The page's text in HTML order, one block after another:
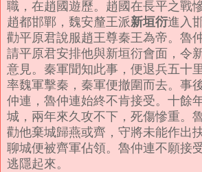
職，在趙國遊歷。趙國在長平之戰
趙都邯鄲，魏安釐王派新垣衍進入
勸平原君說服趙王尊秦王為帝。魯
請平原君安排他與新垣衍會面，令
意見。秦軍聞知此事，便退兵五十
率魏軍擊秦，秦軍便撤圍而去。事
仲連，魯仲連始終不肯接受。 十餘
城，兩年來久攻不下，死傷慘重。
勸他棄城歸燕或齊，守將未能作出
聊城便被齊軍佔領。魯仲連不願接
逃隱起來。